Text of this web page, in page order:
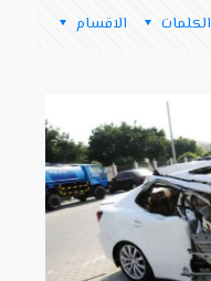
الاقسام الكلمات